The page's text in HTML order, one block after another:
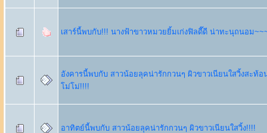
เสาร์นี้พบกับ!!! นางฟ้าขาวหมวยยิ้มเก่งฟิลดี๊ดี น่าทะนุถนอม
อังคารนี้พบกับ สาวน้อยลุคน่ารักกวนๆ ผิวขาวเนียนใสวิ้งสะท้อ
โม่โม่!!!!
อาทิตย์นี้พบกับ สาวน้อยลุคน่ารักกวนๆ ผิวขาวเนียนใสวิ้ง!!!!